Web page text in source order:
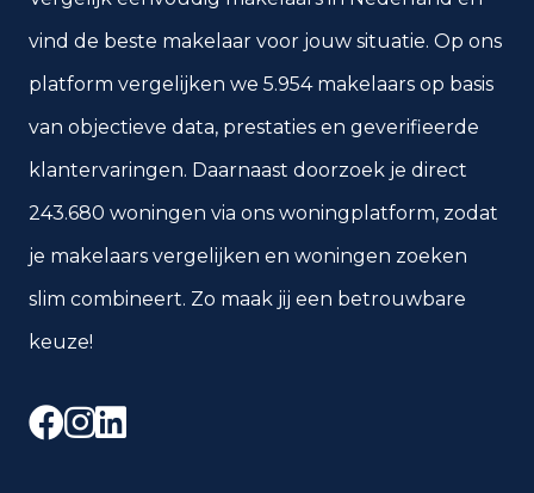
vind de beste makelaar voor jouw situatie. Op ons
platform vergelijken we 5.954 makelaars op basis
van objectieve data, prestaties en geverifieerde
klantervaringen. Daarnaast doorzoek je direct
243.680 woningen via ons woningplatform, zodat
je makelaars vergelijken en woningen zoeken
slim combineert. Zo maak jij een betrouwbare
keuze!
Facebook
Instagram
LinkedIn